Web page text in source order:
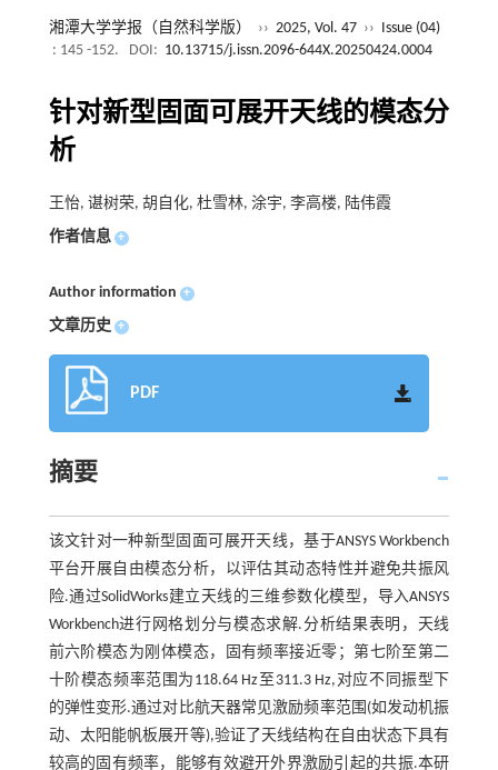
湘潭大学学报（自然科学版） ›› 2025, Vol. 47 ›› Issue (04)
: 145 -152.
DOI: 10.13715/j.issn.2096-644X.20250424.0004
针对新型固面可展开天线的模态分
析
王怡, 谌树荣, 胡自化, 杜雪林, 涂宇, 李高楼, 陆伟霞
作者信息 +
Author information +
文章历史 +
PDF
摘要
该文针对一种新型固面可展开天线，基于ANSYS Workbench
平台开展自由模态分析，以评估其动态特性并避免共振风
险.通过SolidWorks建立天线的三维参数化模型，导入ANSYS
Workbench进行网格划分与模态求解.分析结果表明，天线
前六阶模态为刚体模态，固有频率接近零；第七阶至第二
十阶模态频率范围为118.64 Hz至311.3 Hz,对应不同振型下
的弹性变形.通过对比航天器常见激励频率范围(如发动机振
动、太阳能帆板展开等),验证了天线结构在自由状态下具有
较高的固有频率，能够有效避开外界激励引起的共振.本研